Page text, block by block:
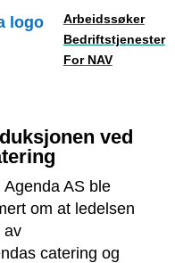
Arbeidssøker
Bedriftstjenester
For NAV
ved
AS ble
om at ledelsen
av
catering og